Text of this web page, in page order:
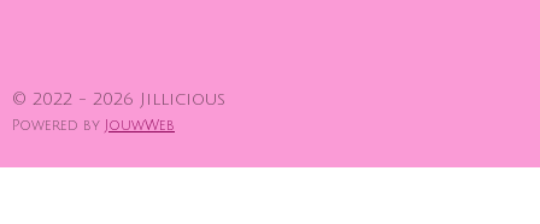
© 2022 - 2026 Jillicious
Powered by JouwWeb